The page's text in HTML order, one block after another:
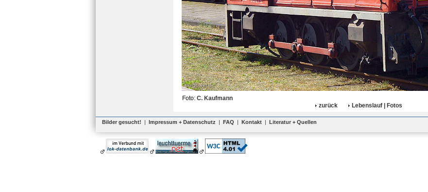
Foto: C. Kaufmann
zurück
Lebenslauf | Fotos
Bilder gesucht! | Impressum + Datenschutz | FAQ | Kontakt | Literatur + Quellen